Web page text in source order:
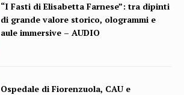
“I Fasti di Elisabetta Farnese”: tra dipinti
di grande valore storico, ologrammi e
aule immersive – AUDIO
Ospedale di Fiorenzuola, CAU e